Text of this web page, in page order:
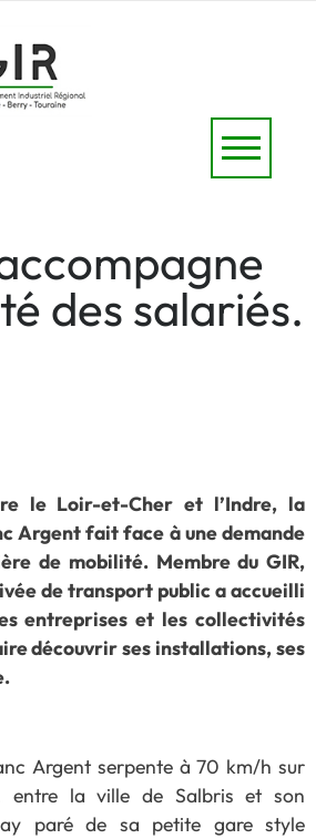
des salariés.
le Loir-et-Cher et l’Indre, la
Argent fait face à une demande
de mobilité. Membre du GIR,
de transport public a accueilli
entreprises et les collectivités
découvrir ses installations, ses
Argent serpente à 70 km/h sur
entre la ville de Salbris et son
paré de sa petite gare style